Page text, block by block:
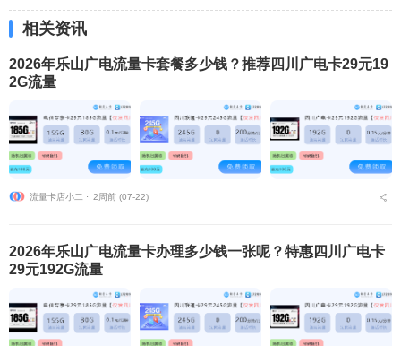
相关资讯
2026年乐山广电流量卡套餐多少钱？推荐四川广电卡29元19
2G流量
流量卡店小二 ⋅ 2周前 (07-22)
2026年乐山广电流量卡办理多少钱一张呢？特惠四川广电卡
29元192G流量